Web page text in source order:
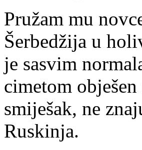
Pružam mu
Šerbedžija u
je sasvim
cimetom
smiješak, ne
Ruskinja.